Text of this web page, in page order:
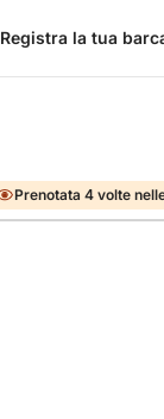
Registra la tua
Prenotata 4 volte